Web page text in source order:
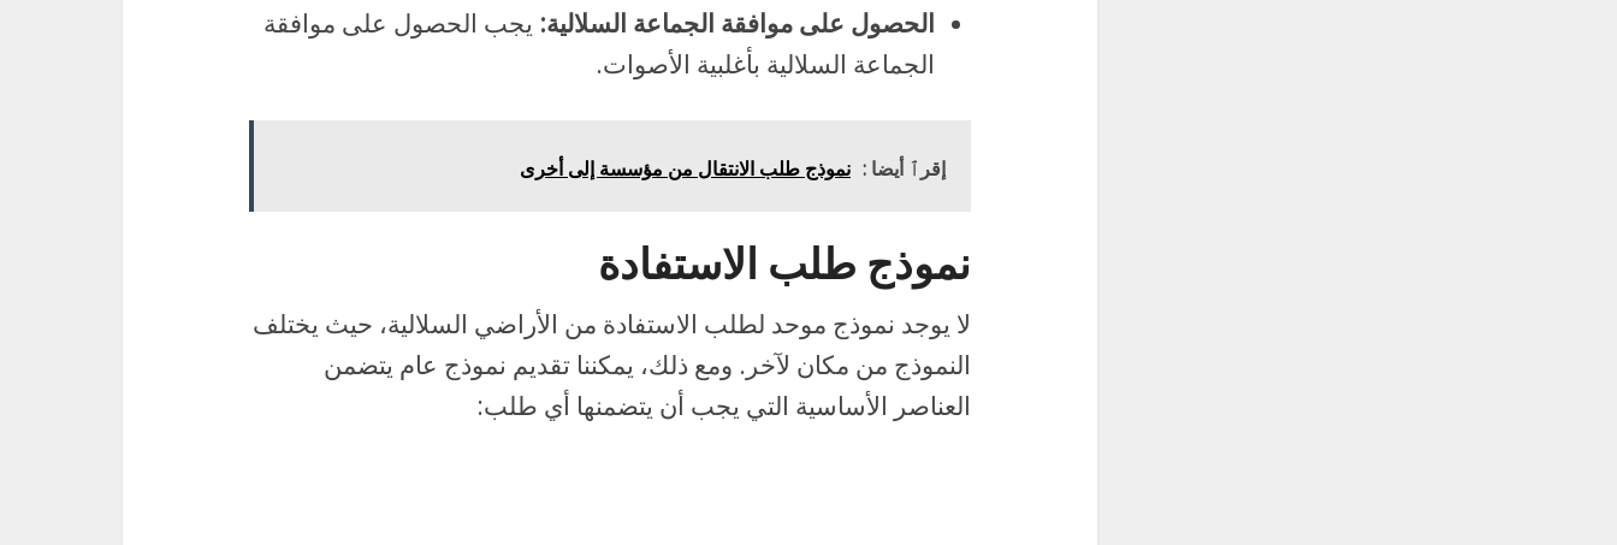
الحصول على موافقة الجماعة السلالية: يجب الحصول على موافقة
الجماعة السلالية بأغلبية الأصوات.
إقرٱ أيضا : نموذج طلب الانتقال من مؤسسة إلى أخرى
نموذج طلب الاستفادة
لا يوجد نموذج موحد لطلب الاستفادة من الأراضي السلالية، حيث يختلف
النموذج من مكان لآخر. ومع ذلك، يمكننا تقديم نموذج عام يتضمن
العناصر الأساسية التي يجب أن يتضمنها أي طلب: